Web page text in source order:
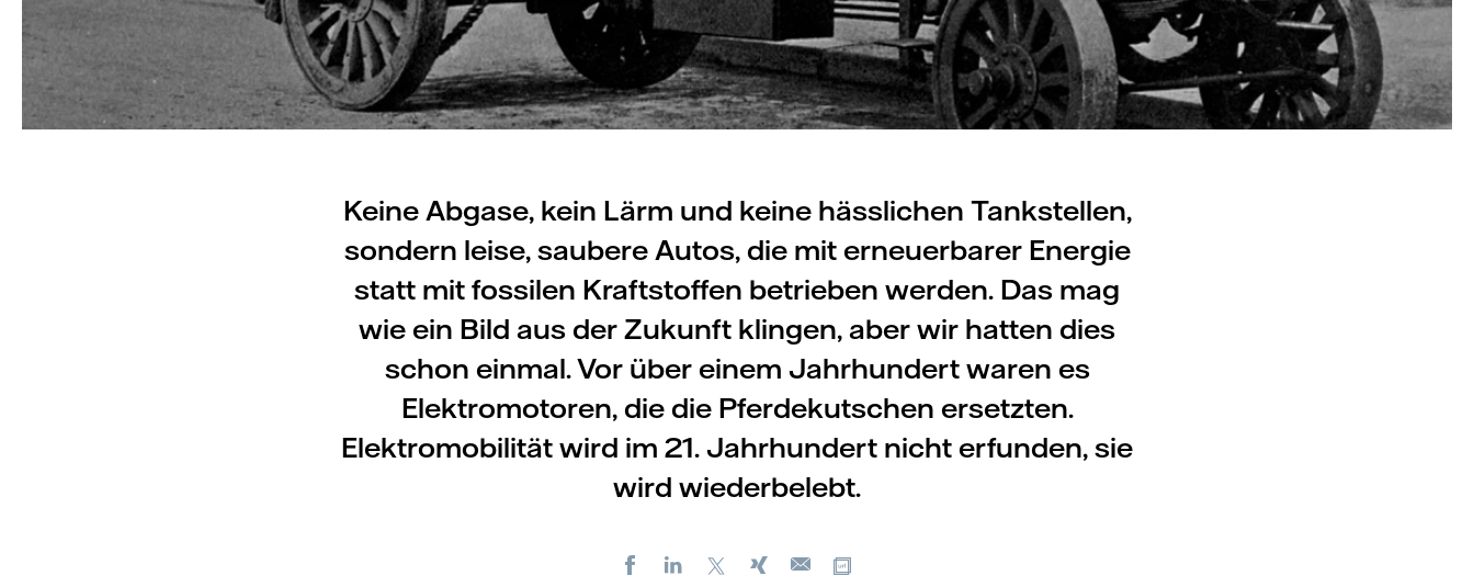
Keine Abgase, kein Lärm und keine hässlichen Tankstellen,
sondern leise, saubere Autos, die mit erneuerbarer Energie
statt mit fossilen Kraftstoffen betrieben werden. Das mag
wie ein Bild aus der Zukunft klingen, aber wir hatten dies
schon einmal. Vor über einem Jahrhundert waren es
Elektromotoren, die die Pferdekutschen ersetzten.
Elektromobilität wird im 21. Jahrhundert nicht erfunden, sie
wird wiederbelebt.
FacebookLinkedIn Xing
E-